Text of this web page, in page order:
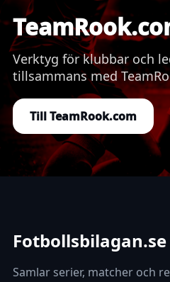
Verktyg för klubbar och
tillsammans med
Till TeamRook.com
Fotbollsbilagan.se
Samlar serier, matcher och